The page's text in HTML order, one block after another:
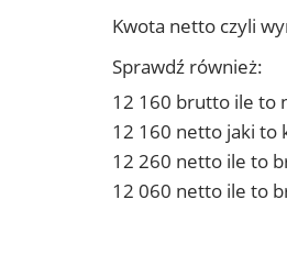
Kwota netto czyli
Sprawdź również:
12 160 brutto ile to
12 160 netto jaki to
12 260 netto ile to
12 060 netto ile to